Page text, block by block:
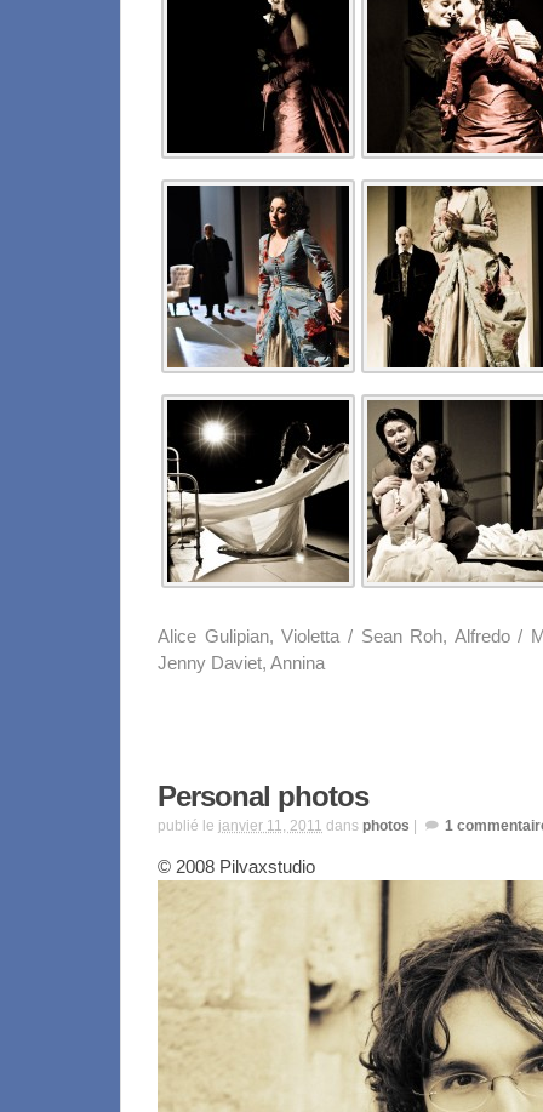
Alice Gulipian, Violetta / Sean Roh, Alfredo /
Jenny Daviet, Annina
Personal photos
publié le janvier 11, 2011 dans photos 1
© 2008 Pilvaxstudio